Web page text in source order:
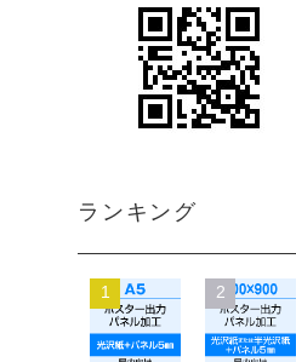
ランキング
1 2